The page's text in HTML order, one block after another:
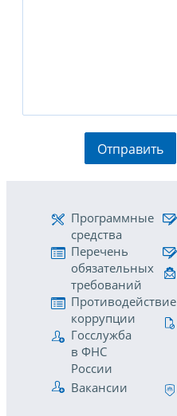
Отправить
Программные
средства
Перечень
обязательных
требований
Противодействие
коррупции
Госслужба
в ФНС
России
Вакансии